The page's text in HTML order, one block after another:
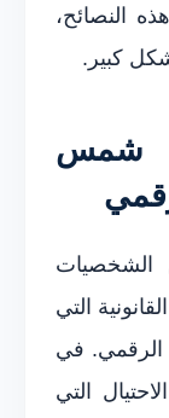
النصائح،
كبير.
شمس
الشخصيات
التي
الرقمي. في
التي